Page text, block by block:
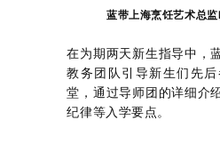
蓝带上海烹饪艺术总
在为期两天新生指导中，
教务团队引导新生们先
堂，通过导师团的详细介
纪律等入学要点。